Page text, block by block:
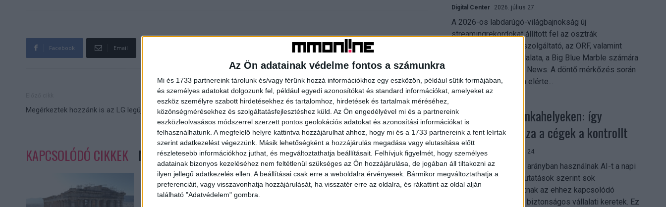
Az Ön adatainak védelme fontos a számunkra
Mi és 1733 partnereink tárolunk és/vagy férünk hozzá információkhoz egy eszközön, például sütik formájában,
és személyes adatokat dolgozunk fel, például egyedi azonosítókat és standard információkat, amelyeket az
eszköz személyre szabott hirdetésekhez és tartalomhoz, hirdetések és tartalmak méréséhez,
közönségmérésekhez és szolgáltatásfejlesztéshez küld. Az Ön engedélyével mi és a partnereink
eszközleolvasásos módszerrel szerzett pontos geolokációs adatokat és azonosítási információkat is
felhasználhatunk. A megfelelő helyre kattintva hozzájárulhat ahhoz, hogy mi és a 1733 partnereink a fent leírtak
szerint adatkezelést végezzünk. Másik lehetőségként a hozzájárulás megadása vagy elutasítása előtt
részletesebb információkhoz juthat, és megváltoztathatja beállításait. Felhívjuk figyelmét, hogy személyes
adatainak bizonyos kezeléséhez nem feltétlenül szükséges az Ön hozzájárulása, de jogában áll tiltakozni az
ilyen jellegű adatkezelés ellen. A beállításai csak erre a weboldalra érvényesek. Bármikor megváltoztathatja a
preferenciáit, vagy visszavonhatja hozzájárulását, ha visszatér erre az oldalra, és rákattint az oldal alján
található "Adatvédelem" gombra.
Facebook Email
Megérkeztek hozzánk is az LG legújabb televíziói
Következő cikk
Érkezik az év egyik legizgalmasabb horror-akció-vígjátéka
az HBO Maxra
KAPCSOLÓDÓ CIKKEK MORE FROM AUTHOR
Digital Center 2026. július 27.
A 2026-os labdarúgó-világbajnokság új
streamingrekordokat állított fel az osztrák
közszolgálati műsorszolgáltató, az ORF, valamint
technológiai leányvállalata, a Big Blue Marble számára
– írja a Broadband TV News. A döntő mérkőzés során
az átlagos nézőszám elérte...
Shadow AI a munkahelyeken: így
szerezhetik vissza a cégek a kontrollt
Digital Center 2026. július 24.
A munkavállalók nagy arányban használnak AI-t a napi
munkában, ám friss kutatások szerint sok
szervezetnél hiányoznak az ehhez kapcsolódó
világos irányelvek és biztonságos vállalati keretek. Ez